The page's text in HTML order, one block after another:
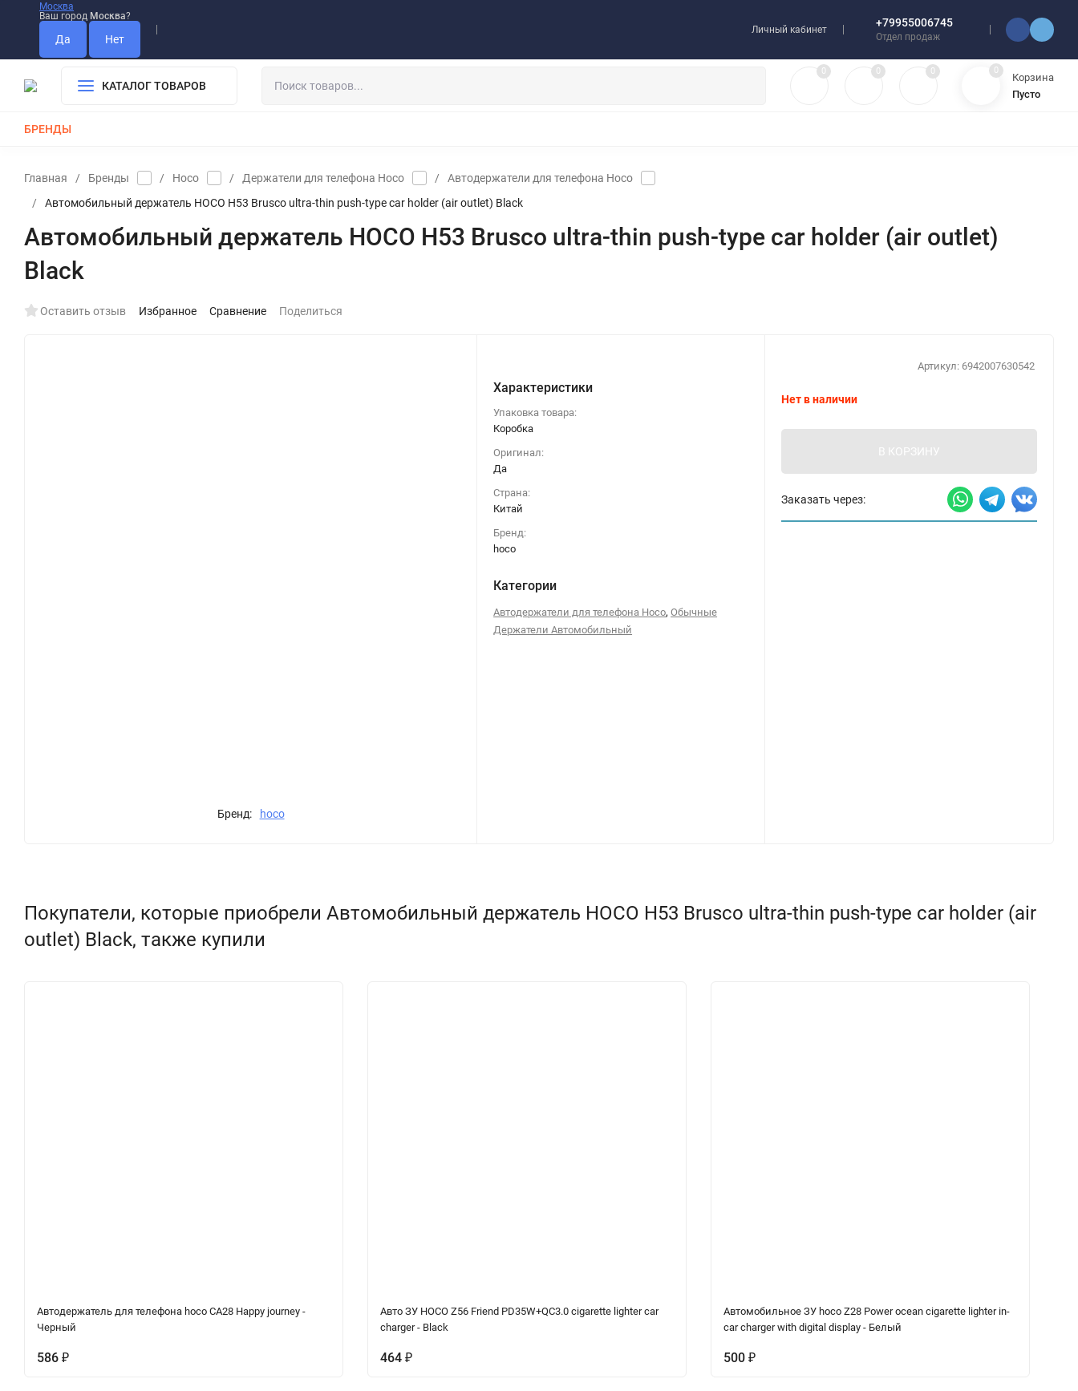
Москва
Ваш город Москва?
Личный кабинет
+79955006745
Отдел продаж
КАТАЛОГ ТОВАРОВ
0 0 0 0
Корзина
Пусто
БРЕНДЫ
Главная / Бренды / Hoco / Держатели для телефона Hoco /
Автодержатели для телефона Hoco
/
Автомобильный держатель HOCO H53 Brusco ultra-thin push-type car holder (air outlet) Black
Автомобильный держатель HOCO H53 Brusco ultra-thin push-type car holder (air outlet)
Black
Оставить отзыв Избранное Сравнение Поделиться
Бренд: hoco
Характеристики
Упаковка товара:
Коробка
Оригинал:
Да
Страна:
Китай
Бренд:
hoco
Категории
Автодержатели для телефона Hoco,Обычные
Держатели Автомобильный
Артикул: 6942007630542
Нет в наличии
В КОРЗИНУ
Заказать через:
Покупатели, которые приобрели Автомобильный держатель HOCO H53 Brusco ultra-thin push-type car holder (air
outlet) Black, также купили
Автодержатель для телефона hoco CA28 Happy journey -
Черный
586 ₽
Авто ЗУ HOCO Z56 Friend PD35W+QC3.0 cigarette lighter car
charger - Black
464 ₽
Автомобильное ЗУ hoco Z28 Power ocean cigarette lighter in-
car charger with digital display - Белый
500 ₽